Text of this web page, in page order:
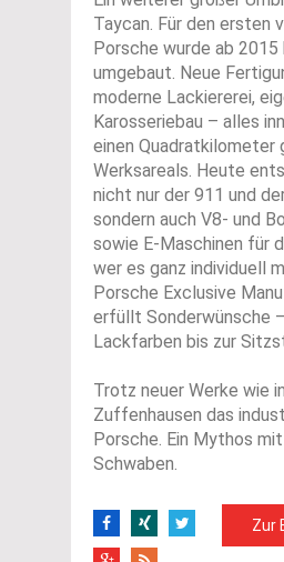
Taycan. Für den ersten
Porsche wurde ab
umgebaut. Neue
moderne Lackiererei,
Karosseriebau – alles
einen Quadratkilometer
Werksareals. Heute
nicht nur der 911 und
sondern auch V8- und
sowie E-Maschinen für
wer es ganz individuell
Porsche Exclusive
erfüllt Sonderwünsche
Lackfarben bis zur
Trotz neuer Werke wie
Zuffenhausen das
Porsche. Ein Mythos
Schwaben.
Zur